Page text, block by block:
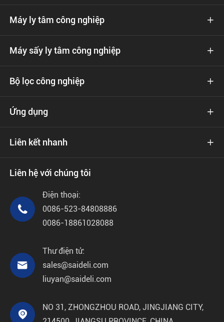
Máy ly tâm công nghiệp 
Máy sấy ly tâm công nghiệp 
Bộ lọc công nghiệp 
Ứng dụng 
Liên kết nhanh 
Liên hệ với chúng tôi

Điện thoại:
0086-523-84808886
0086-18861028088

Thư điện tử:
sales@saideli.com
liuyan@saideli.com

NO 31, ZHONGZHOU ROAD, JINGJIANG CITY,